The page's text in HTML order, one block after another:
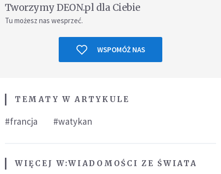
Tworzymy DEON.pl dla Ciebie
Tu możesz nas wesprzeć.
WSPOMÓŻ NAS
TEMATY W ARTYKULE
#francja #watykan
WIĘCEJ W:WIADOMOŚCI ZE ŚWIATA